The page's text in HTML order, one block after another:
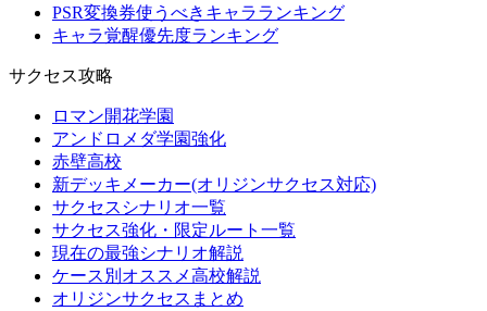
PSR変換券使うべきキャラランキング
キャラ覚醒優先度ランキング
サクセス攻略
ロマン開花学園
アンドロメダ学園強化
赤壁高校
新デッキメーカー(オリジンサクセス対応)
サクセスシナリオ一覧
サクセス強化・限定ルート一覧
現在の最強シナリオ解説
ケース別オススメ高校解説
オリジンサクセスまとめ